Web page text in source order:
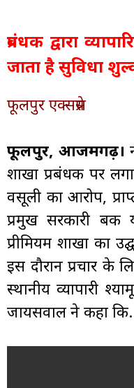
प्रबंधक द्वारा
जाता है सुविधा
फूलपुर एक्सप्रेस
फूलपुर, आजमगढ़।
शाखा प्रबंधक पर
वसूली का आरोप,
प्रमुख सरकारी
प्रीमियम शाखा का
इस दौरान प्रचार के
स्थानीय व्यापारी
जायसवाल ने कहा